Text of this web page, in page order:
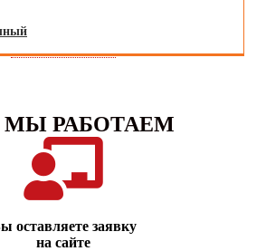
МЫ РАБОТАЕМ
оставляете заявку
на сайте